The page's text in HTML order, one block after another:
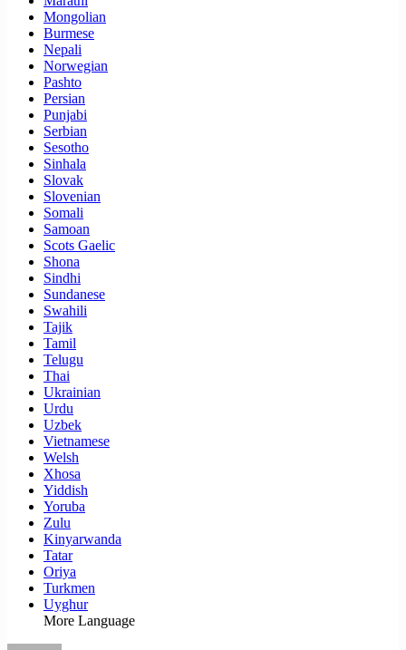
Mongolian
Burmese
Nepali
Norwegian
Pashto
Persian
Punjabi
Serbian
Sesotho
Sinhala
Slovak
Slovenian
Somali
Samoan
Scots Gaelic
Shona
Sindhi
Sundanese
Swahili
Tajik
Tamil
Telugu
Thai
Ukrainian
Urdu
Uzbek
Vietnamese
Welsh
Xhosa
Yiddish
Yoruba
Zulu
Kinyarwanda
Tatar
Oriya
Turkmen
Uyghur
More Language